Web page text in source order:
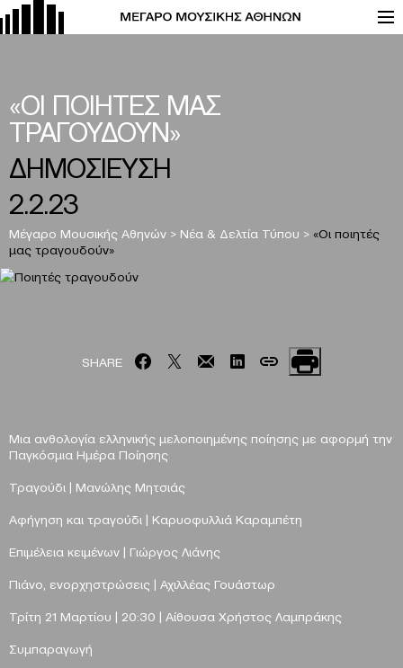
«ΟΙ ΠΟΙΗΤΕΣ ΜΑΣ
ΤΡΑΓΟΥΔΟΥΝ»
ΔΗΜΟΣΙΕΥΣΗ
2.2.23
Μέγαρο Μουσικής Αθηνών > Νέα & Δελτία Τύπου > «Οι ποιητές
μας τραγουδούν»
SHARE
Μια ανθολογία ελληνικής μελοποιημένης ποίησης με αφορμή την
Παγκόσμια Ημέρα Ποίησης
Τραγούδι | Μανώλης Μητσιάς
Αφήγηση και τραγούδι | Καρυοφυλλιά Καραμπέτη
Επιμέλεια κειμένων | Γιώργος Λιάνης
Πιάνο, ενορχηστρώσεις | Αχιλλέας Γουάστωρ
Τρίτη 21 Mαρτίου | 20:30 | Αίθουσα Χρήστος Λαμπράκης
Συμπαραγωγή